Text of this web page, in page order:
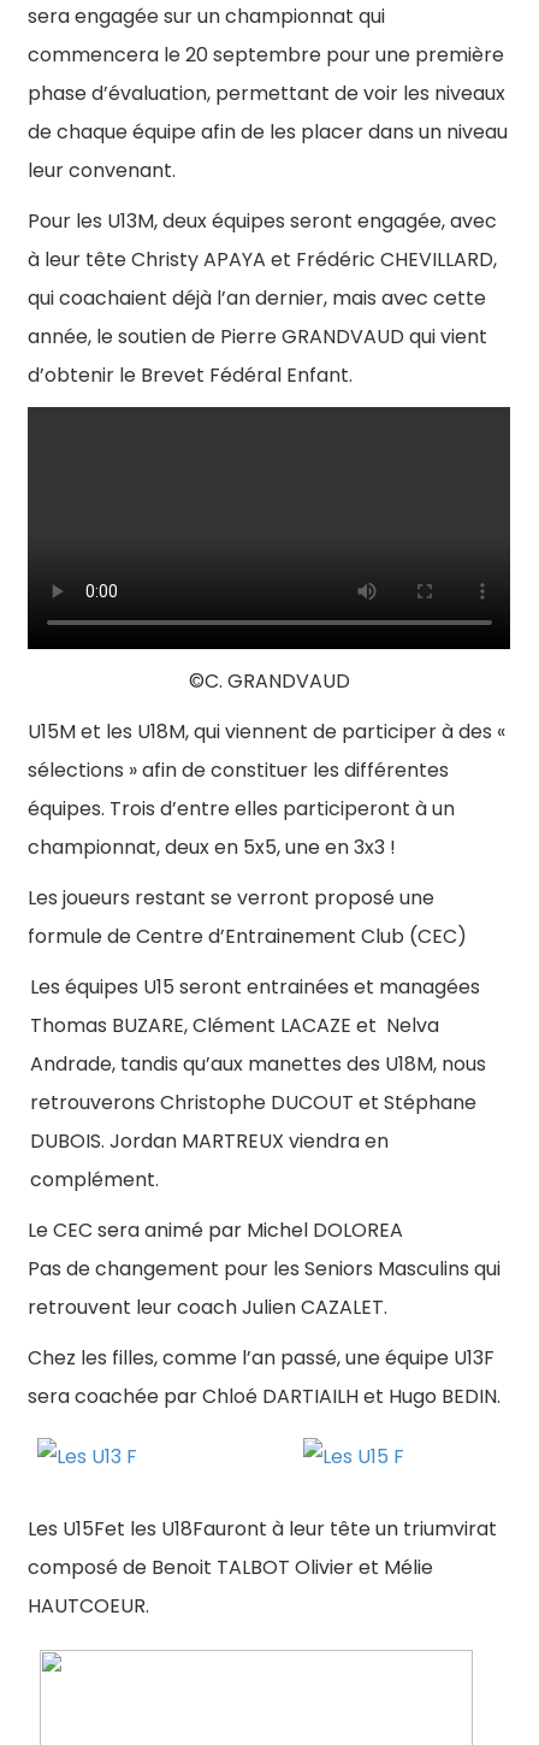
sera engagée sur un championnat qui
commencera le 20 septembre pour une première
phase d’évaluation, permettant de voir les niveaux
de chaque équipe afin de les placer dans un niveau
leur convenant.
Pour les U13M, deux équipes seront engagée, avec
à leur tête Christy APAYA et Frédéric CHEVILLARD,
qui coachaient déjà l’an dernier, mais avec cette
année, le soutien de Pierre GRANDVAUD qui vient
d’obtenir le Brevet Fédéral Enfant.
©C. GRANDVAUD
U15M et les U18M, qui viennent de participer à des «
sélections » afin de constituer les différentes
équipes. Trois d’entre elles participeront à un
championnat, deux en 5x5, une en 3x3 !
Les joueurs restant se verront proposé une
formule de Centre d’Entrainement Club (CEC)
Les équipes U15 seront entrainées et managées
Thomas BUZARE, Clément LACAZE et Nelva
Andrade, tandis qu’aux manettes des U18M, nous
retrouverons Christophe DUCOUT et Stéphane
DUBOIS. Jordan MARTREUX viendra en
complément.
Le CEC sera animé par Michel DOLOREA
Pas de changement pour les Seniors Masculins qui
retrouvent leur coach Julien CAZALET.
Chez les filles, comme l’an passé, une équipe U13F
sera coachée par Chloé DARTIAILH et Hugo BEDIN.
Les U15Fet les U18Fauront à leur tête un triumvirat
composé de Benoit TALBOT Olivier et Mélie
HAUTCOEUR.